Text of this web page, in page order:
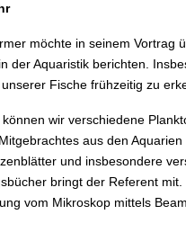
möchte in seinem Vortrag
der Aquaristik berichten.
Fische frühzeitig zu
wir verschiedene
aus den
und insbesondere
bringt der Referent
vom Mikroskop mittels